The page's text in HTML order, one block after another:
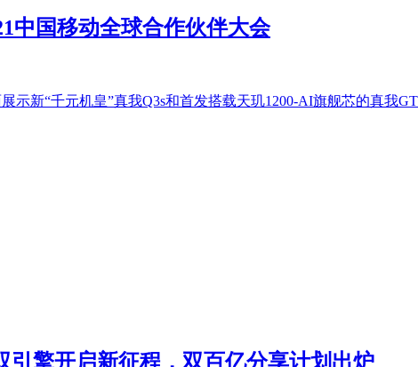
中国移动全球合作伙伴大会
示新“千元机皇”真我Q3s和首发搭载天玑1200-AI旗舰芯的真我GT
引擎开启新征程，双百亿分享计划出炉